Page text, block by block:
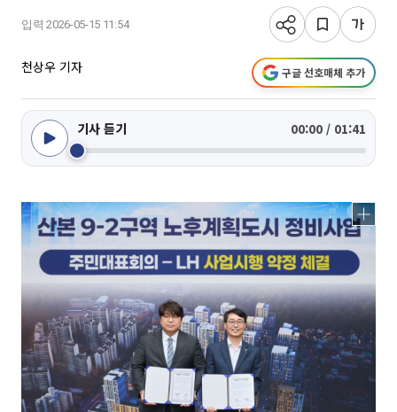
입력 2026-05-15 11:54
천상우 기자 구글 선호매체 추가
기사 듣기 00:00 / 01:41